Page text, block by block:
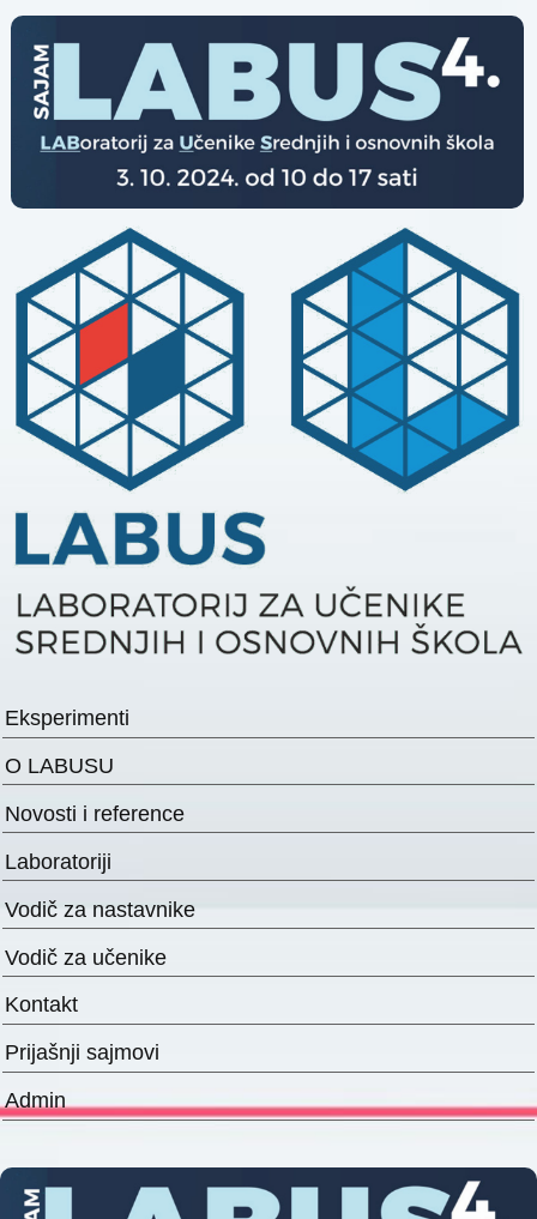
Eksperimenti
O LABUSU
Novosti i reference
Laboratoriji
Vodič za nastavnike
Vodič za učenike
Kontakt
Prijašnji sajmovi
Admin